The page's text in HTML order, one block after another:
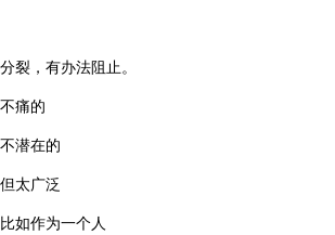
分裂，有办法阻止。
不痛的
不潜在的
但太广泛
比如作为一个人